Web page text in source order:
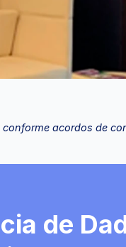
acordos de
de